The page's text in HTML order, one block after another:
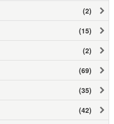
(2)
(15)
(2)
(69)
(35)
(42)